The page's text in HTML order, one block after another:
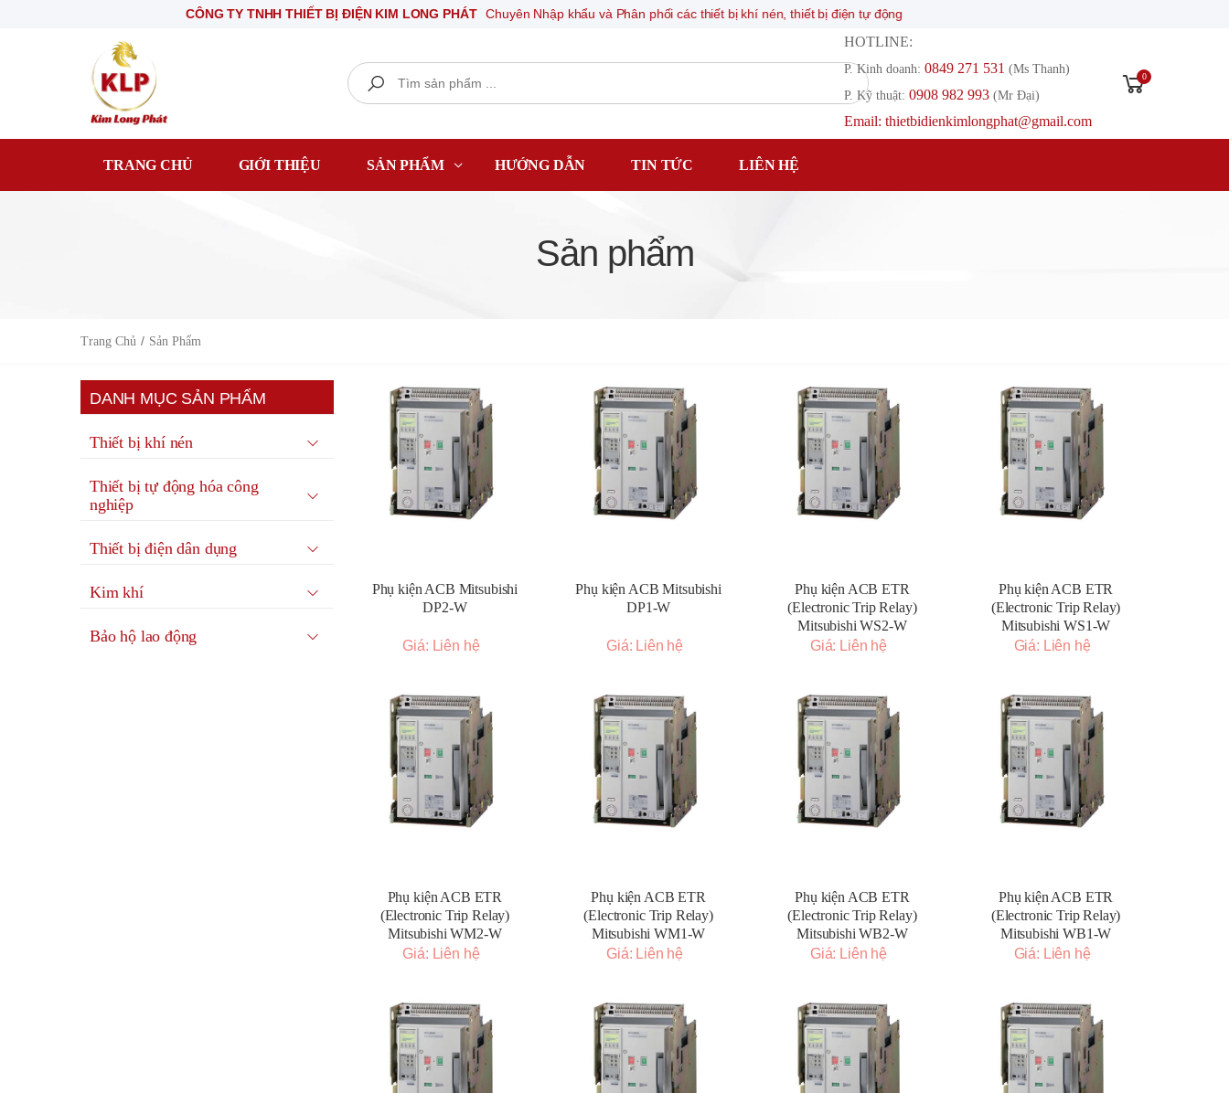
CÔNG TY TNHH THIẾT BỊ ĐIỆN KIM LONG PHÁT Chuyên Nhập khẩu và Phân phối các thiết bị khí nén, thiết bị điện tự động
Search
HOTLINE:
P. Kinh doanh: 0849 271 531 (Ms Thanh)
P. Kỹ thuật: 0908 982 993​ (Mr Đại)
Email: thietbidienkimlongphat@gmail.com
0
TRANG CHỦ GIỚI THIỆU SẢN PHẨM HƯỚNG DẪN TIN TỨC LIÊN HỆ
Sản phẩm
Trang Chủ Sản Phẩm
Phụ kiện ACB Mitsubishi
DP2-W
Giá: Liên hệ
Phụ kiện ACB Mitsubishi
DP1-W
Giá: Liên hệ
Phụ kiện ACB ETR
(Electronic Trip Relay)
Mitsubishi WS2-W
Giá: Liên hệ
Phụ kiện ACB ETR
(Electronic Trip Relay)
Mitsubishi WS1-W
Giá: Liên hệ
Phụ kiện ACB ETR
(Electronic Trip Relay)
Mitsubishi WM2-W
Giá: Liên hệ
Phụ kiện ACB ETR
(Electronic Trip Relay)
Mitsubishi WM1-W
Giá: Liên hệ
Phụ kiện ACB ETR
(Electronic Trip Relay)
Mitsubishi WB2-W
Giá: Liên hệ
Phụ kiện ACB ETR
(Electronic Trip Relay)
Mitsubishi WB1-W
Giá: Liên hệ
DANH MỤC SẢN PHẨM
Thiết bị khí nén
Thiết bị tự động hóa công
nghiệp
Thiết bị điện dân dụng
Kim khí
Bảo hộ lao động